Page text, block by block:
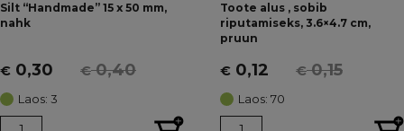
Silt “Handmade” 15 x 50 mm,
nahk
€0,40
Algne
hind
oli:
€ 0,30
Current
price
is:
Laos: 3
Toote alus , sobib
riputamiseks, 3.6×4.7 cm,
pruun
€0,15
Algne
hind
oli:
€ 0,12
Current
price
is:
Laos: 70